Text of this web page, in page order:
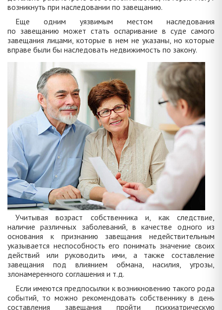
возникнуть при наследовании по завещанию.
Еще одним уязвимым местом наследования
по завещанию может стать оспаривание в суде самого
завещания лицами, которые в нем не указаны, но которые
вправе были бы наследовать недвижимость по закону.
Учитывая возраст собственника и, как следствие,
наличие различных заболеваний, в качестве одного из
основания к признанию завещания недействительным
указывается неспособность его понимать значение своих
действий или руководить ими, а также составление
завещания под влиянием обмана, насилия, угрозы,
злонамеренного соглашения и т.д.
Если имеются предпосылки к возникновению такого рода
событий, то можно рекомендовать собственнику в день
составления завещания пройти психиатрическую